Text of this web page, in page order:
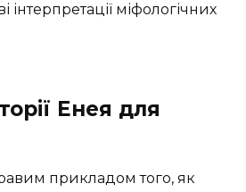
інтерпретації міфологічних
Енея для
прикладом того, як